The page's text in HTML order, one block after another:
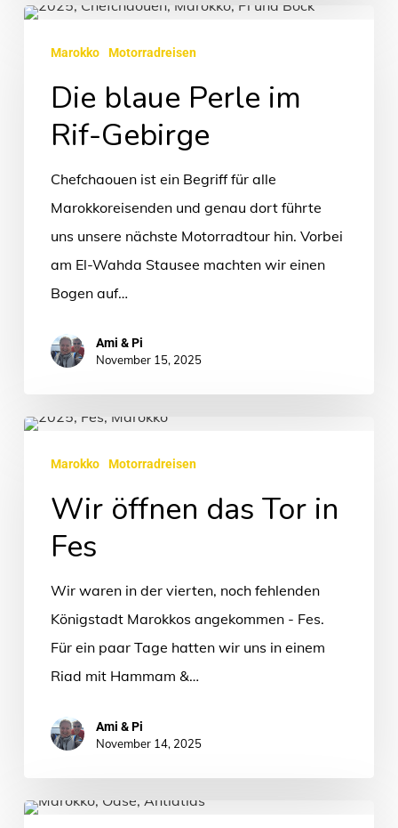
Die
blaueMarokko Motorradreisen
Die blaue Perle im
Rif-Gebirge
Chefchaouen ist ein Begriff für alle
Marokkoreisenden und genau dort führte
uns unsere nächste Motorradtour hin. Vorbei
am El-Wahda Stausee machten wir einen
Bogen auf…
Ami & Pi
November 15, 2025
Wir
öffnenMarokko Motorradreisen
Wir öffnen das Tor in
Fes
Wir waren in der vierten, noch fehlenden
Königstadt Marokkos angekommen - Fes.
Für ein paar Tage hatten wir uns in einem
Riad mit Hammam &…
Ami & Pi
November 14, 2025
Marokko